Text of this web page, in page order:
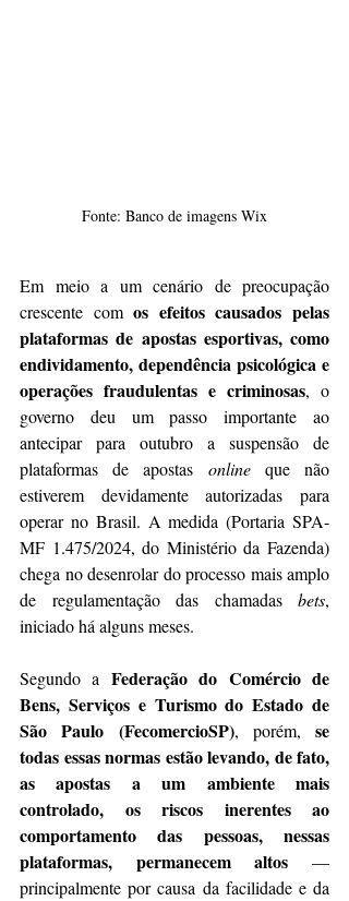
Fonte: Banco de imagens Wix
Em meio a um cenário de preocupação
crescente com os efeitos causados pelas
plataformas de apostas esportivas, como
endividamento, dependência psicológica e
operações fraudulentas e criminosas, o
governo deu um passo importante ao
antecipar para outubro a suspensão de
plataformas de apostas online que não
estiverem devidamente autorizadas para
operar no Brasil. A medida (Portaria SPA-
MF 1.475/2024, do Ministério da Fazenda)
chega no desenrolar do processo mais amplo
de regulamentação das chamadas bets,
iniciado há alguns meses.
Segundo a Federação do Comércio de
Bens, Serviços e Turismo do Estado de
São Paulo (FecomercioSP), porém, se
todas essas normas estão levando, de fato,
as apostas a um ambiente mais
controlado, os riscos inerentes ao
comportamento das pessoas, nessas
plataformas, permanecem altos —
principalmente por causa da facilidade e da